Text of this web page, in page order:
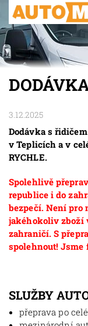
3.12.2025
Dodávka s
v Teplicích a v
RYCHLE.
Spolehlivě
republice i do
bezpečí. Není pro
jakéhokoliv zboží
zahraničí. S
spolehnout!
SLUŽBY
přeprava po